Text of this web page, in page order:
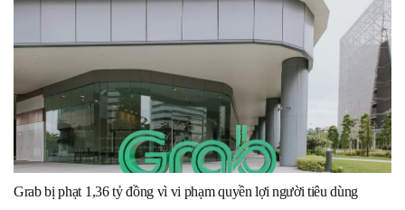
Grab bị phạt 1,36 tỷ đồng vì vi phạm quyền lợi người tiêu dùng